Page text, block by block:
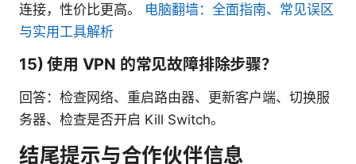
连接，性价比更高。 电脑翻墙：全面指南、常见误区
与实用工具解析
15) 使用 VPN 的常见故障排除步骤？
回答：检查网络、重启路由器、更新客户端、切换服
务器、检查是否开启 Kill Switch。
结尾提示与合作伙伴信息